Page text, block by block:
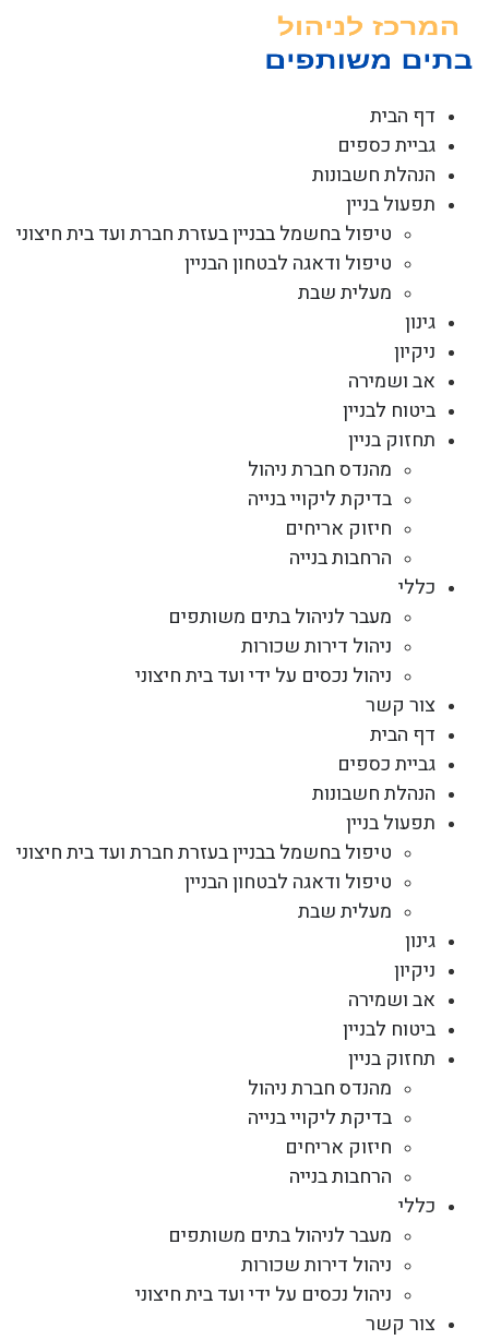
דף הבית
גביית כספים
הנהלת חשבונות
תפעול בניין
טיפול בחשמל בבניין בעזרת חברת ועד בית חיצוני
טיפול ודאגה לבטחון הבניין
מעלית שבת
גינון
ניקיון
אב ושמירה
ביטוח לבניין
תחזוק בניין
מהנדס חברת ניהול
בדיקת ליקויי בנייה
חיזוק אריחים
הרחבות בנייה
כללי
מעבר לניהול בתים משותפים
ניהול דירות שכורות
ניהול נכסים על ידי ועד בית חיצוני
צור קשר
דף הבית
גביית כספים
הנהלת חשבונות
תפעול בניין
טיפול בחשמל בבניין בעזרת חברת ועד בית חיצוני
טיפול ודאגה לבטחון הבניין
מעלית שבת
גינון
ניקיון
אב ושמירה
ביטוח לבניין
תחזוק בניין
מהנדס חברת ניהול
בדיקת ליקויי בנייה
חיזוק אריחים
הרחבות בנייה
כללי
מעבר לניהול בתים משותפים
ניהול דירות שכורות
ניהול נכסים על ידי ועד בית חיצוני
צור קשר